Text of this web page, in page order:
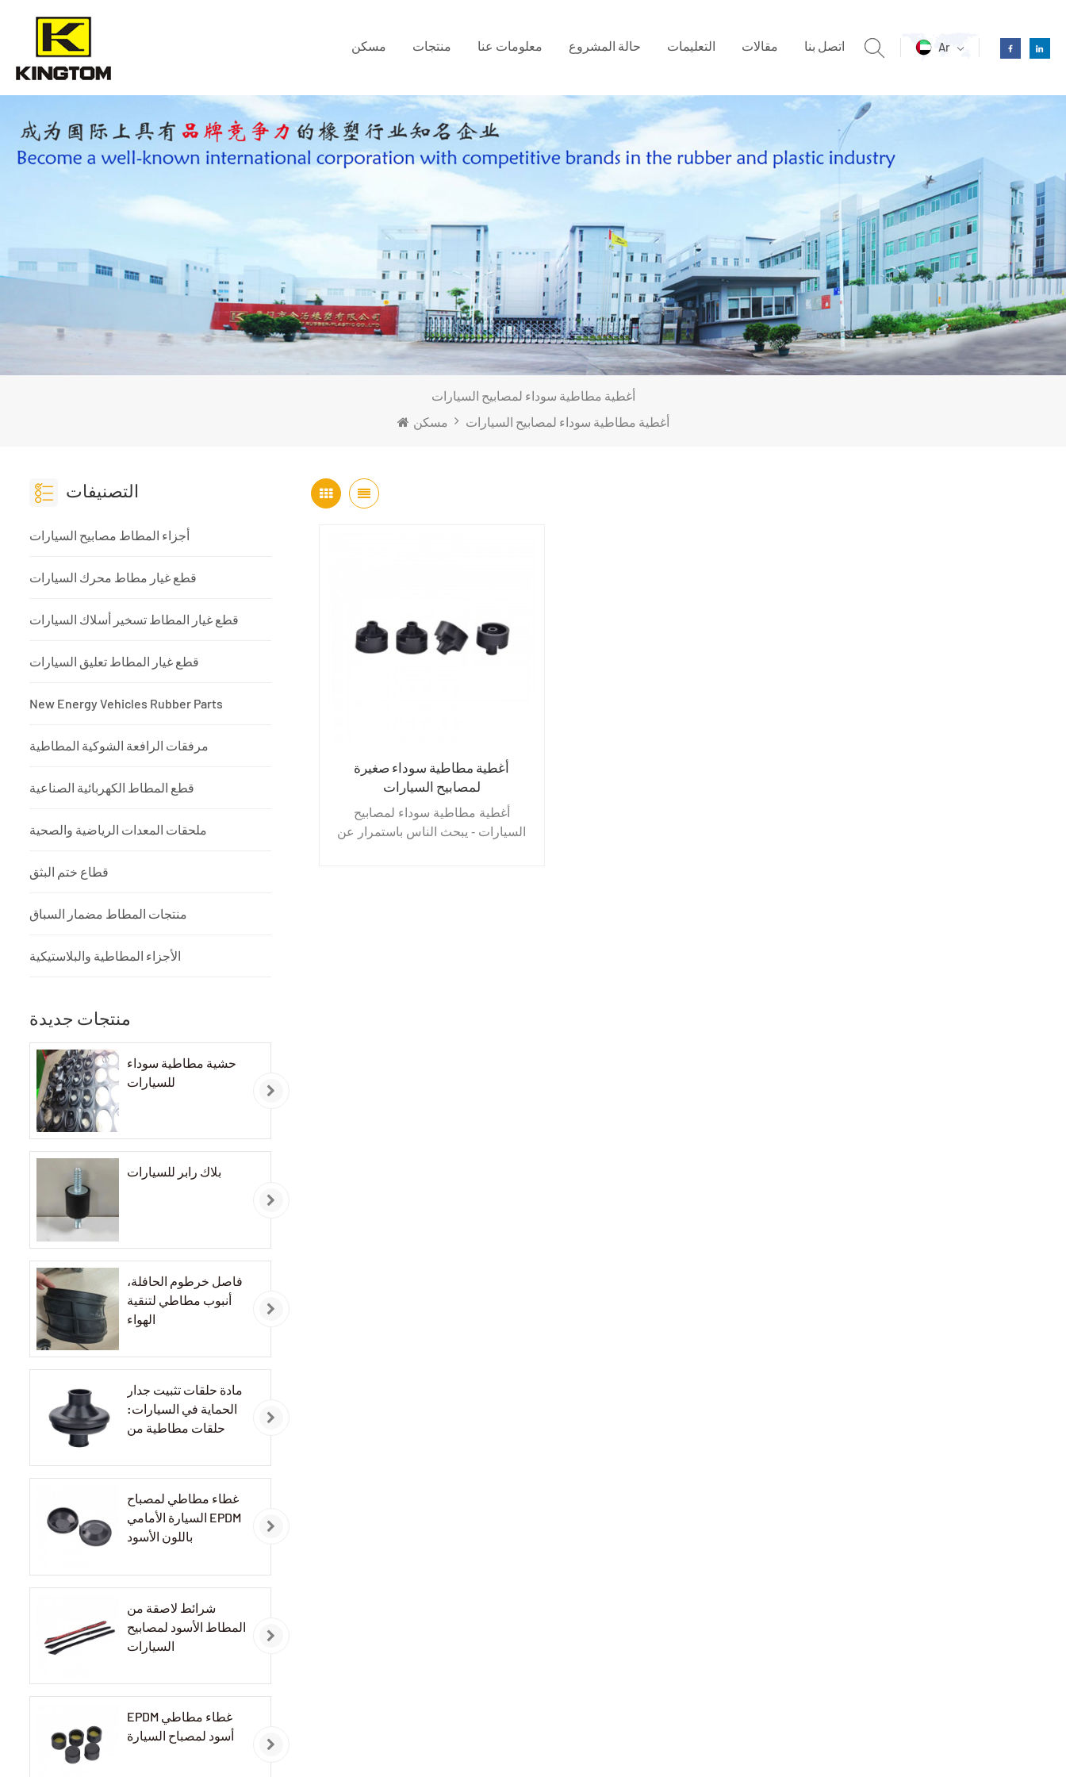
Ar مسكن منتجات معلومات عنا حالة المشروع التعليمات مقالات اتصل بنا
أغطية مطاطية سوداء لمصابيح السيارات
مسكن
أغطية مطاطية سوداء لمصابيح السيارات
التصنيفات
أجزاء المطاط مصابيح السيارات
قطع غيار مطاط محرك السيارات
قطع غيار المطاط تسخير أسلاك السيارات
قطع غيار المطاط تعليق السيارات
New Energy Vehicles Rubber Parts
مرفقات الرافعة الشوكية المطاطية
قطع المطاط الكهربائية الصناعية
ملحقات المعدات الرياضية والصحية
قطاع ختم البثق
منتجات المطاط مضمار السباق
الأجزاء المطاطية والبلاستيكية
منتجات جديدة
حشية مطاطية سوداء
للسيارات
بلاك رابر للسيارات
فاصل خرطوم الحافلة،
أنبوب مطاطي لتنقية
الهواء
مادة حلقات تثبيت جدار
الحماية في السيارات:
حلقات مطاطية من
غطاء مطاطي لمصباح
السيارة الأمامي EPDM
باللون الأسود
شرائط لاصقة من
المطاط الأسود لمصابيح
السيارات
EPDM غطاء مطاطي
أسود لمصباح السيارة
أغطية مطاطية سوداء صغيرة
لمصابيح السيارات
أغطية مطاطية سوداء لمصابيح
السيارات - يبحث الناس باستمرار عن